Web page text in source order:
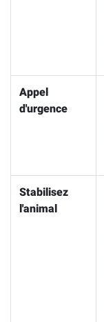
Appel
d'urgence
Stabilisez
l'animal